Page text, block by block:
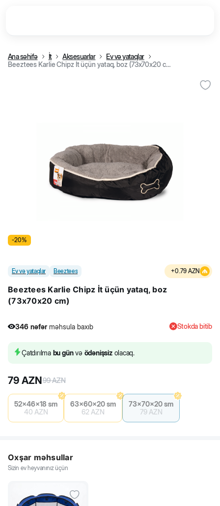
Ana səhifə İt Aksesuarlar
Ev və yataqlar
Beeztees Karlie Chipz İt üçün yataq, boz (73x70x20 cm)
-20%
Ev və yataqlar Beeztees +0.79 AZN
Beeztees Karlie Chipz İt üçün yataq, boz
(73x70x20 cm)
346 nəfər məhsula baxıb
346 nəfər məhsula baxıb
Stokda bitib
Çatdırılma bu günvə ödənişsizolacaq.
79 AZN99AZN
52x46x18 sm
40 AZN
63x60x20 sm
62 AZN
73x70x20 sm
79 AZN
Oxşar məhsullar
Sizin ev heyvanınız üçün